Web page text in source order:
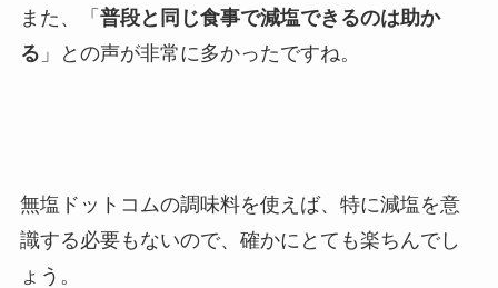
また、「 普段と同じ食事で減塩できるのは助か
る 」との声が非常に多かったですね。
無塩ドットコムの調味料を使えば、特に減塩を意
識する必要もないので、確かにとても楽ちんでし
ょう。